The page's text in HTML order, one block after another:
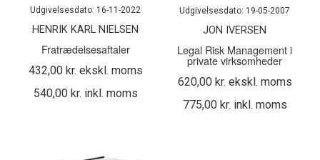
Udgivelsesdato: 16-11-2022
HENRIK KARL NIELSEN
Fratrædelsesaftaler
432,00 kr. ekskl. moms
540,00 kr. inkl. moms
Udgivelsesdato: 19-05-2007
JON IVERSEN
Legal Risk Management i
private virksomheder
620,00 kr. ekskl. moms
775,00 kr. inkl. moms